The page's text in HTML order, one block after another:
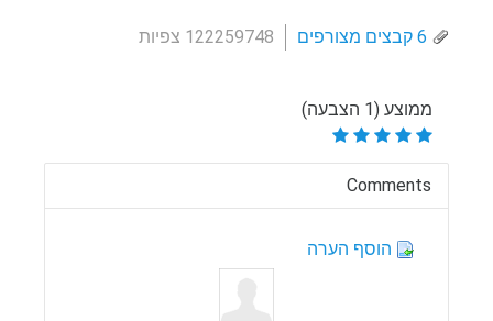
6 קבצים מצורפים 122259748 צפיות
ממוצע (1 הצבעה)
Comments
הוסף הערה